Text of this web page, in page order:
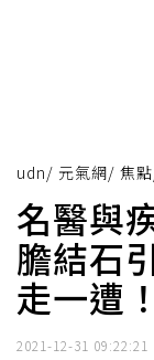
udn/ 元氣網/ 焦點
名醫與
膽結石
走一遭！
2021-12-31 09:22:21